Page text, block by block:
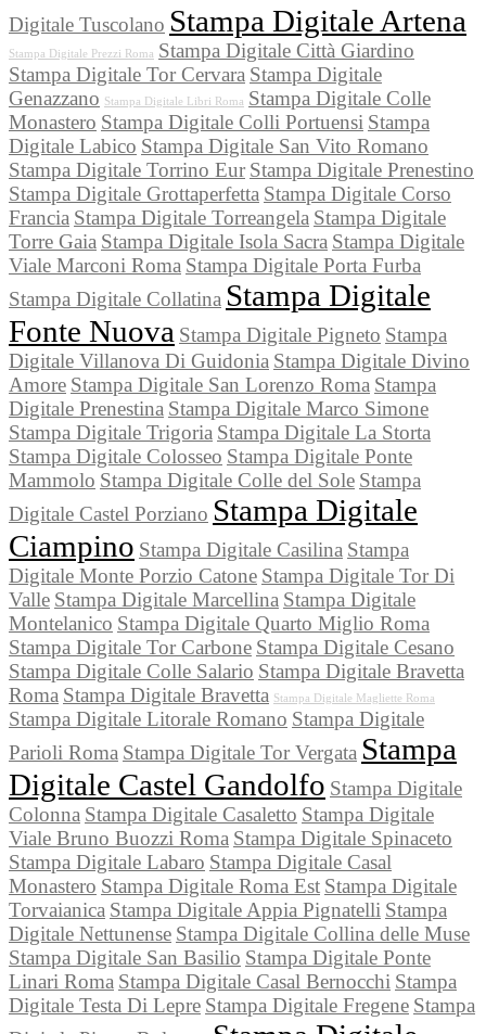
Digitale Tuscolano Stampa Digitale Artena
Stampa Digitale Prezzi Roma Stampa Digitale Città Giardino
Stampa Digitale Tor Cervara Stampa Digitale
Genazzano Stampa Digitale Libri Roma Stampa Digitale Colle
Monastero Stampa Digitale Colli Portuensi Stampa
Digitale Labico Stampa Digitale San Vito Romano
Stampa Digitale Torrino Eur Stampa Digitale Prenestino
Stampa Digitale Grottaperfetta Stampa Digitale Corso
Francia Stampa Digitale Torreangela Stampa Digitale
Torre Gaia Stampa Digitale Isola Sacra Stampa Digitale
Viale Marconi Roma Stampa Digitale Porta Furba
Stampa Digitale Collatina Stampa Digitale
Fonte Nuova Stampa Digitale Pigneto Stampa
Digitale Villanova Di Guidonia Stampa Digitale Divino
Amore Stampa Digitale San Lorenzo Roma Stampa
Digitale Prenestina Stampa Digitale Marco Simone
Stampa Digitale Trigoria Stampa Digitale La Storta
Stampa Digitale Colosseo Stampa Digitale Ponte
Mammolo Stampa Digitale Colle del Sole Stampa
Digitale Castel Porziano Stampa Digitale
Ciampino Stampa Digitale Casilina Stampa
Digitale Monte Porzio Catone Stampa Digitale Tor Di
Valle Stampa Digitale Marcellina Stampa Digitale
Montelanico Stampa Digitale Quarto Miglio Roma
Stampa Digitale Tor Carbone Stampa Digitale Cesano
Stampa Digitale Colle Salario Stampa Digitale Bravetta
Roma Stampa Digitale Bravetta Stampa Digitale Magliette Roma
Stampa Digitale Litorale Romano Stampa Digitale
Parioli Roma Stampa Digitale Tor Vergata Stampa
Digitale Castel Gandolfo Stampa Digitale
Colonna Stampa Digitale Casaletto Stampa Digitale
Viale Bruno Buozzi Roma Stampa Digitale Spinaceto
Stampa Digitale Labaro Stampa Digitale Casal
Monastero Stampa Digitale Roma Est Stampa Digitale
Torvaianica Stampa Digitale Appia Pignatelli Stampa
Digitale Nettunense Stampa Digitale Collina delle Muse
Stampa Digitale San Basilio Stampa Digitale Ponte
Linari Roma Stampa Digitale Casal Bernocchi Stampa
Digitale Testa Di Lepre Stampa Digitale Fregene Stampa